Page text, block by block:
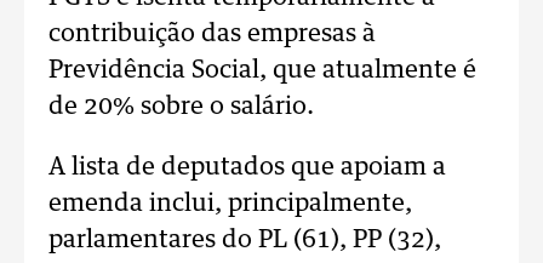
contribuição das empresas à
Previdência Social, que atualmente é
de 20% sobre o salário.
A lista de deputados que apoiam a
emenda inclui, principalmente,
parlamentares do PL (61), PP (32),